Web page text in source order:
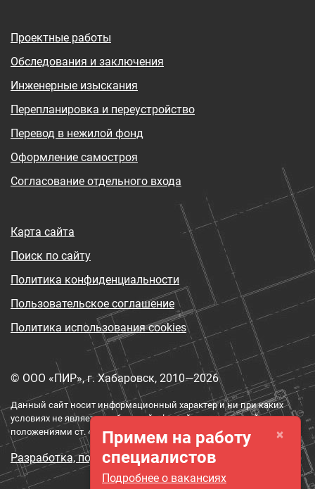
Примем на работу
специалистов
Подробнее о вакансиях
×
Проектные работы
Обследования и заключения
Инженерные изыскания
Перепланировка и переустройство
Перевод в нежилой фонд
Оформление самостроя
Согласование отдельного входа
Карта сайта
Поиск по сайту
Политика конфиденциальности
Пользовательское соглашение
Политика использования cookies
© ООО «ПИР», г. Хабаровск, 2010—2026
Данный сайт носит информационный характер и ни при каких
условиях не является публичной офертой, определяемой
положениями ст. 437 ГК РФ.
Разработка, поддержка и продвижение сайта